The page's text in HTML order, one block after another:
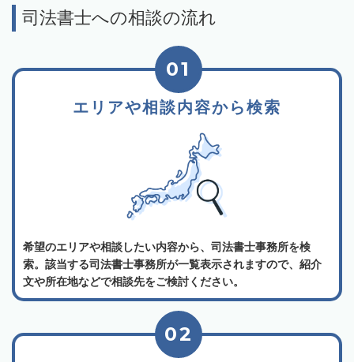
司法書士への相談の流れ
エリアや相談内容から検索
01
希望のエリアや相談したい内容から、司法書士事務所を検
索。該当する司法書士事務所が一覧表示されますので、紹介
文や所在地などで相談先をご検討ください。
02